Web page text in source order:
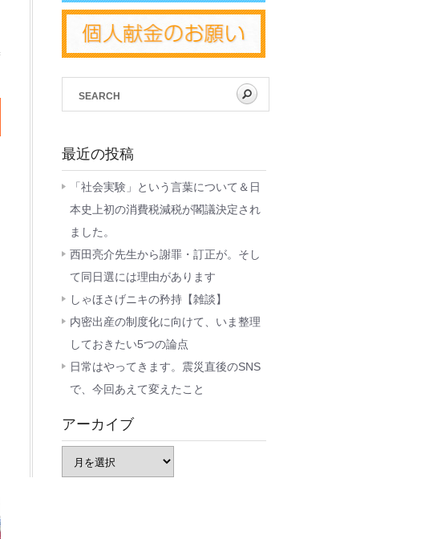
最近の投稿
「社会実験」という言葉について＆日
本史上初の消費税減税が閣議決定され
ました。
西田亮介先生から謝罪・訂正が。そし
て同日選には理由があります
しゃほさげニキの矜持【雑談】
内密出産の制度化に向けて、いま整理
しておきたい5つの論点
日常はやってきます。震災直後のSNS
で、今回あえて変えたこと
アーカイブ